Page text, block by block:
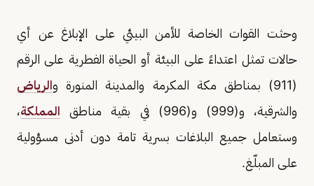
وحثت القوات الخاصة للأمن البيئي على الإبلاغ عن أي
حالات تمثل اعتداءً على البيئة أو الحياة الفطرية على الرقم
(911) بمناطق مكة المكرمة والمدينة المنورة و
الرياض
والشرقية، و(999) و(996) في بقية مناطق
المملكة،
وستعامل جميع البلاغات بسرية تامة دون أدنى مسؤولية
على المبلّغ.